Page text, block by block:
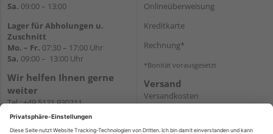
Sa. 09:00 – 13:00
Lager für Abholungen u.
Zuschnitt
Mo. – Fr. 07:30 – 17:00 Uhr
Sa. 09:00 – 13:00 Uhr
Wir helfen Ihnen gerne
weiter
Tel.:+49 5121 930211
E-Mail:holzlandshop@holzland-
Onlineüberweisung
Kreditkarte
Rechnung*
*Bonität vorausgesetzt
Versand
Versandkosten